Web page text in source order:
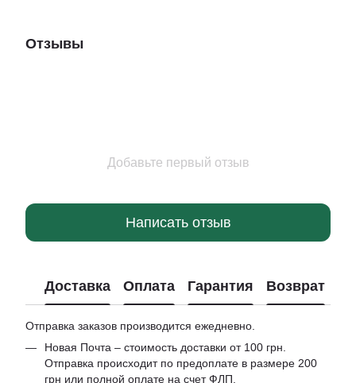
Отзывы
Добавьте первый отзыв
Написать отзыв
Доставка Оплата Гарантия Возврат
Отправка заказов производится ежедневно.
Новая Почта – стоимость доставки от 100 грн.
Отправка происходит по предоплате в размере 200
грн или полной оплате на счет ФЛП.